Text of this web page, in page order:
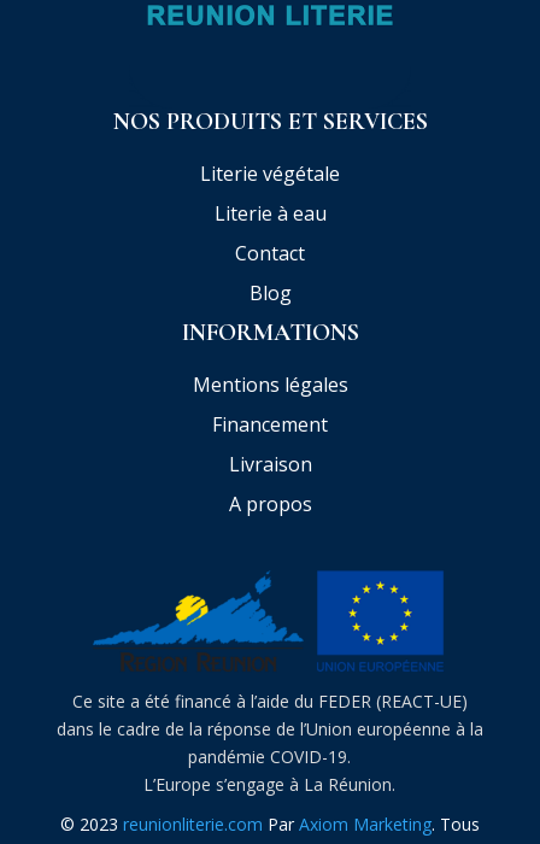
NOS PRODUITS ET SERVICES
Literie végétale
Literie à eau
Contact
Blog
INFORMATIONS
Mentions légales
Financement
Livraison
A propos
Ce site a été financé à l’aide du FEDER (REACT-UE)
dans le cadre de la réponse de l’Union européenne à la
pandémie COVID-19.
L’Europe s’engage à La Réunion.
© 2023 reunionliterie.com Par Axiom Marketing. Tous